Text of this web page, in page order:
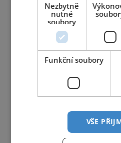
Nezbytně
nutné
soubory
Funkční soubory
VŠE